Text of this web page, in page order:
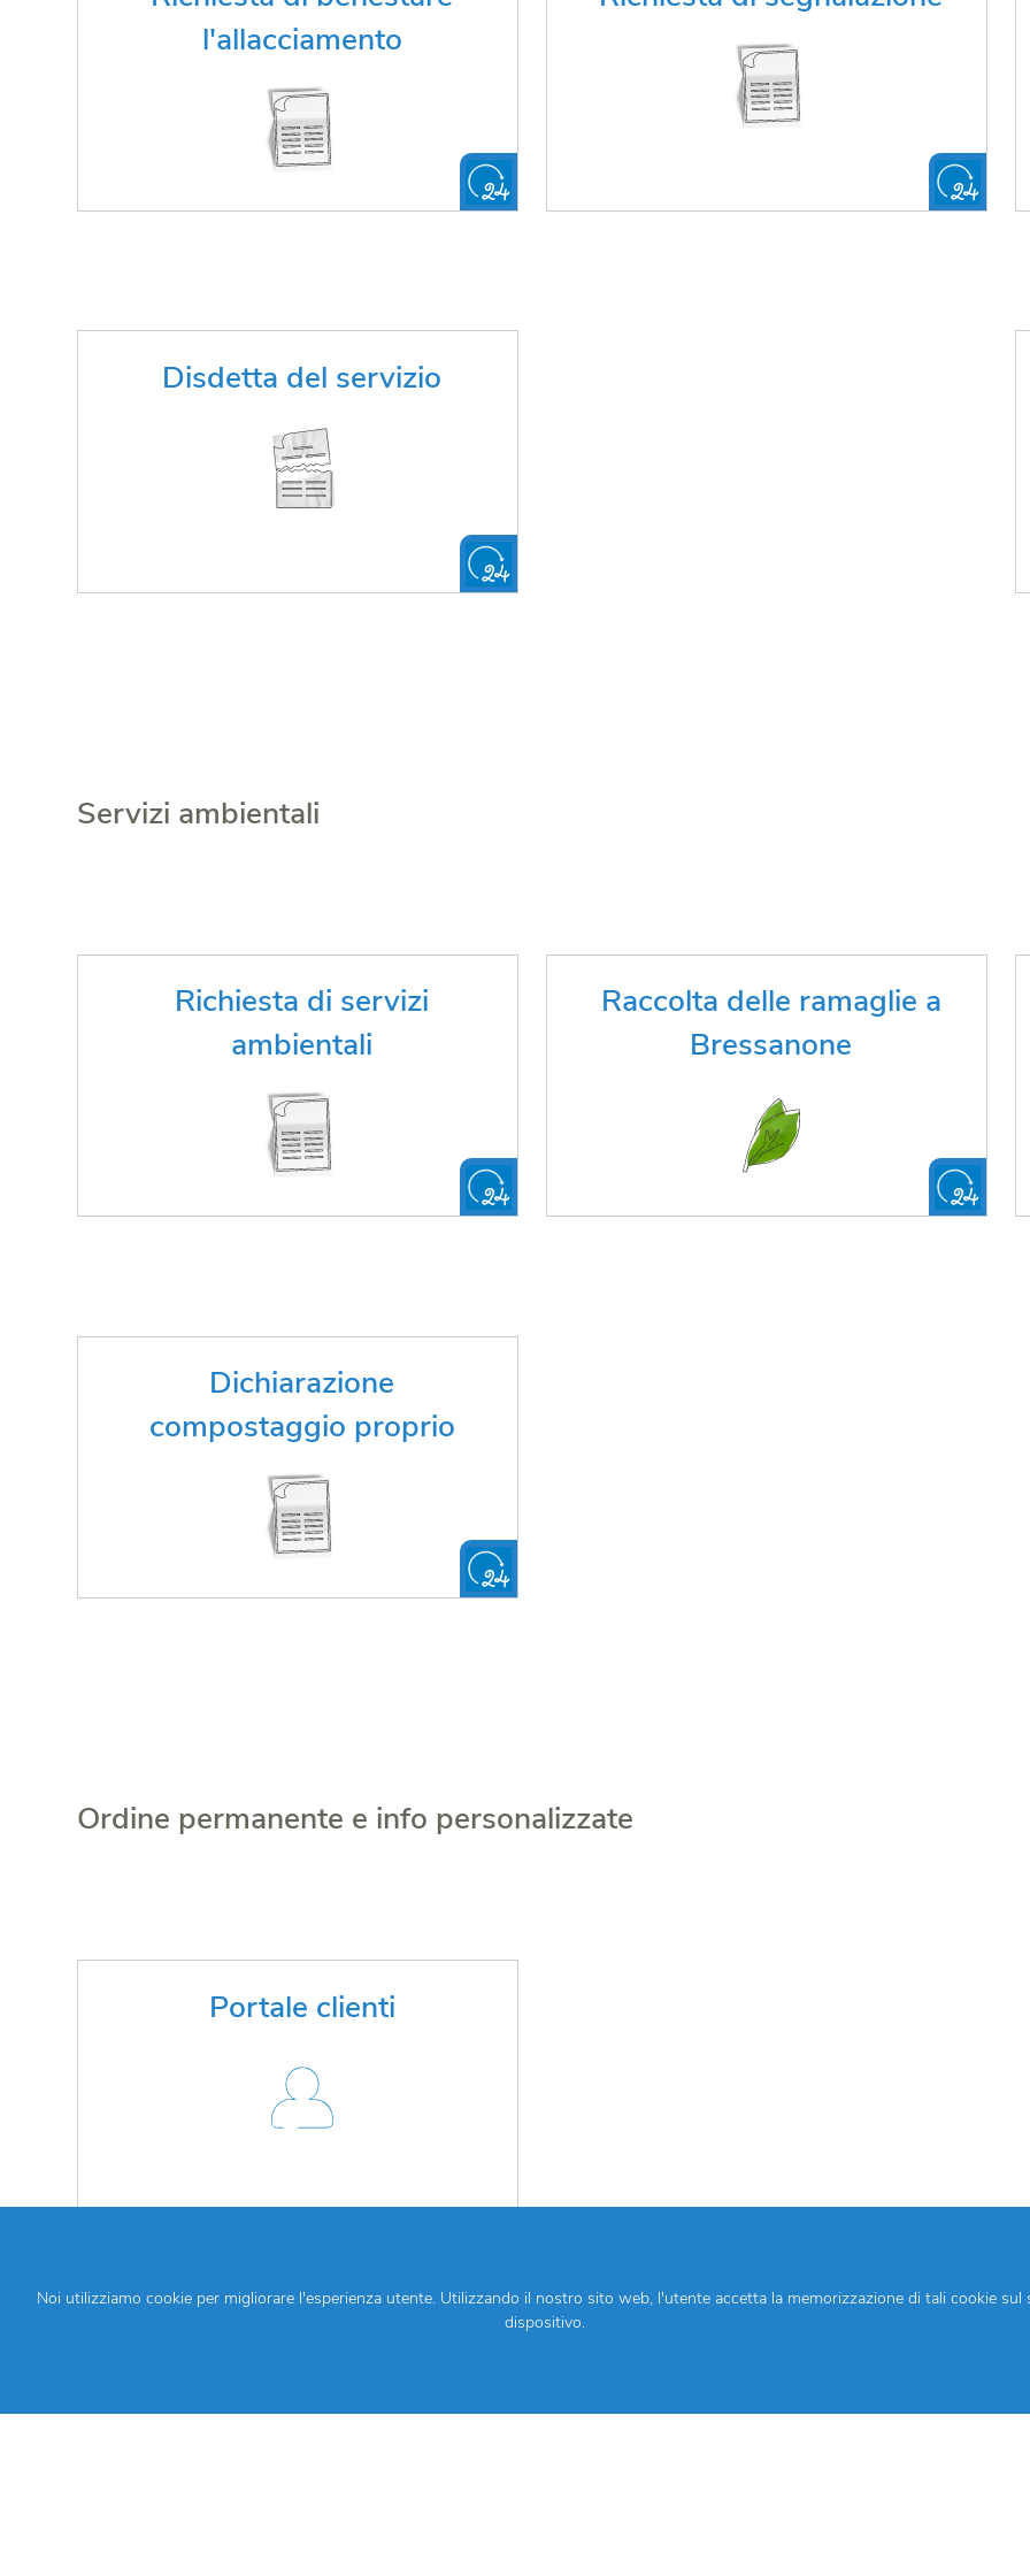
l'allacciamento
l'allacciamento?
FAI LA RICHIESTA ONLINE
Disdetta del servizio
Vuoi disdire il servizio?
FAI LA RICHIESTA ONLINE
Servizi ambientali
Richiesta di servizi
ambientali
Organizzi una festa e desideri
smaltire dei rifiuti ingombranti?
Raccolta delle ramaglie a
Bressanone
Comunicaci la tua data desiderata
FAI LA RICHIESTA ONLINE
Dichiarazione
compostaggio proprio
Eseguendo correttamente il
compostaggio, sei esonerato dalla
tariffa per la raccolta dei rifiuti
FAI LA DICHIARAZIONE ONLINE
Ordine permanente e info personalizzate
Portale clienti
Informazioni personalizzate 24 ore
Noi utilizziamo cookie per migliorare l'esperienza utente. Utilizzando il nostro sito web, l'utente accetta la memorizzazione di tali cookie sul
dispositivo.